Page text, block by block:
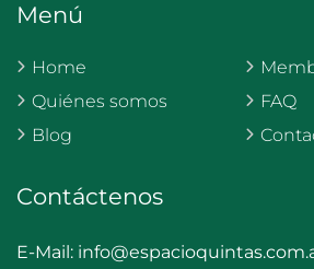
Menú
Home
Quiénes somos
Blog
FAQ
Contáctenos
E-Mail: